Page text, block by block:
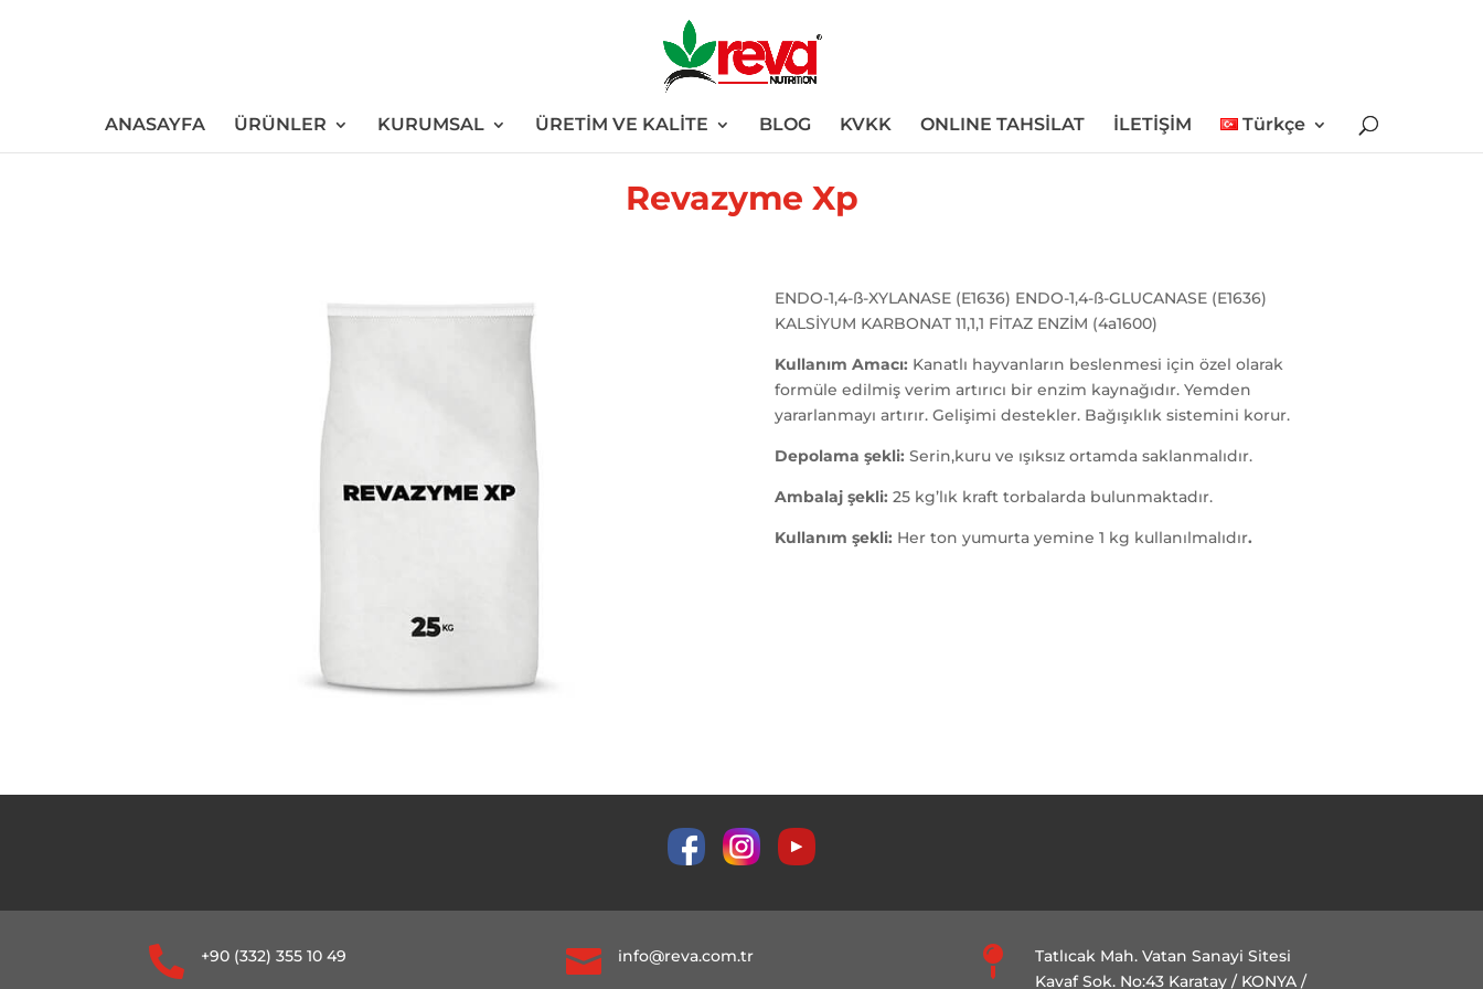
ANASAYFA ÜRÜNLER KURUMSAL ÜRETİM VE KALİTE BLOG KVKK ONLINE TAHSİLAT İLETİŞİM Türkçe
Revazyme Xp
ENDO-1,4-ß-XYLANASE (E1636) ENDO-1,4-ß-GLUCANASE (E1636)
KALSİYUM KARBONAT 11,1,1 FİTAZ ENZİM (4a1600)
Kullanım Amacı: Kanatlı hayvanların beslenmesi için özel olarak
formüle edilmiş verim artırıcı bir enzim kaynağıdır. Yemden
yararlanmayı artırır. Gelişimi destekler. Bağışıklık sistemini korur.
Depolama şekli: Serin,kuru ve ışıksız ortamda saklanmalıdır.
Ambalaj şekli: 25 kg’lık kraft torbalarda bulunmaktadır.
Kullanım şekli: Her ton yumurta yemine 1 kg kullanılmalıdır.
 +90 (332) 355 10 49  info@reva.com.tr 
Tatlıcak Mah. Vatan Sanayi Sitesi
Kavaf Sok. No:43 Karatay / KONYA /